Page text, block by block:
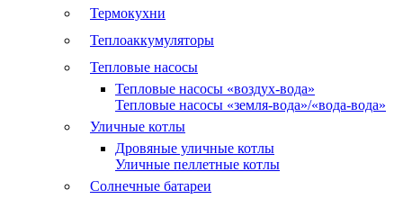
Термокухни
Теплоаккумуляторы
Тепловые насосы
Тепловые насосы «воздух-вода»
Тепловые насосы «земля-вода»/«вода-вода»
Уличные котлы
Дровяные уличные котлы
Уличные пеллетные котлы
Солнечные батареи